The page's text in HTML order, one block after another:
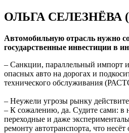
ОЛЬГА СЕЛЕЗНЁВА
Автомобильную отрасль нужно
государственные инвестиции в
– Санкции, параллельный импорт
опасных авто на дорогах и
технического обслуживания
– Неужели угрозы рынку
– К сожалению, да. Судите сами: в
переходные и даже
ремонту автотранспорта, что